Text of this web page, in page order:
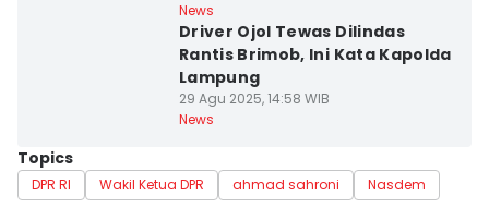
News
Driver Ojol Tewas Dilindas
Rantis Brimob, Ini Kata Kapolda
Lampung
29 Agu 2025, 14:58 WIB
News
Topics
DPR RI Wakil Ketua DPR ahmad sahroni Nasdem